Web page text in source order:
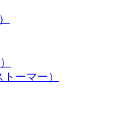
ーマー）